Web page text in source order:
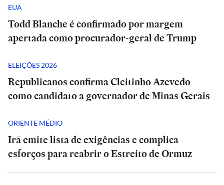
EUA
Todd Blanche é confirmado por margem
apertada como procurador-geral de Trump
ELEIÇÕES 2026
Republicanos confirma Cleitinho Azevedo
como candidato a governador de Minas Gerais
ORIENTE MÉDIO
Irã emite lista de exigências e complica
esforços para reabrir o Estreito de Ormuz